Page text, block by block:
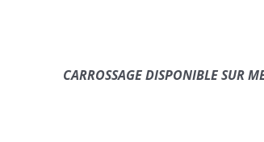
CARROSSAGE DISPONIBLE SUR